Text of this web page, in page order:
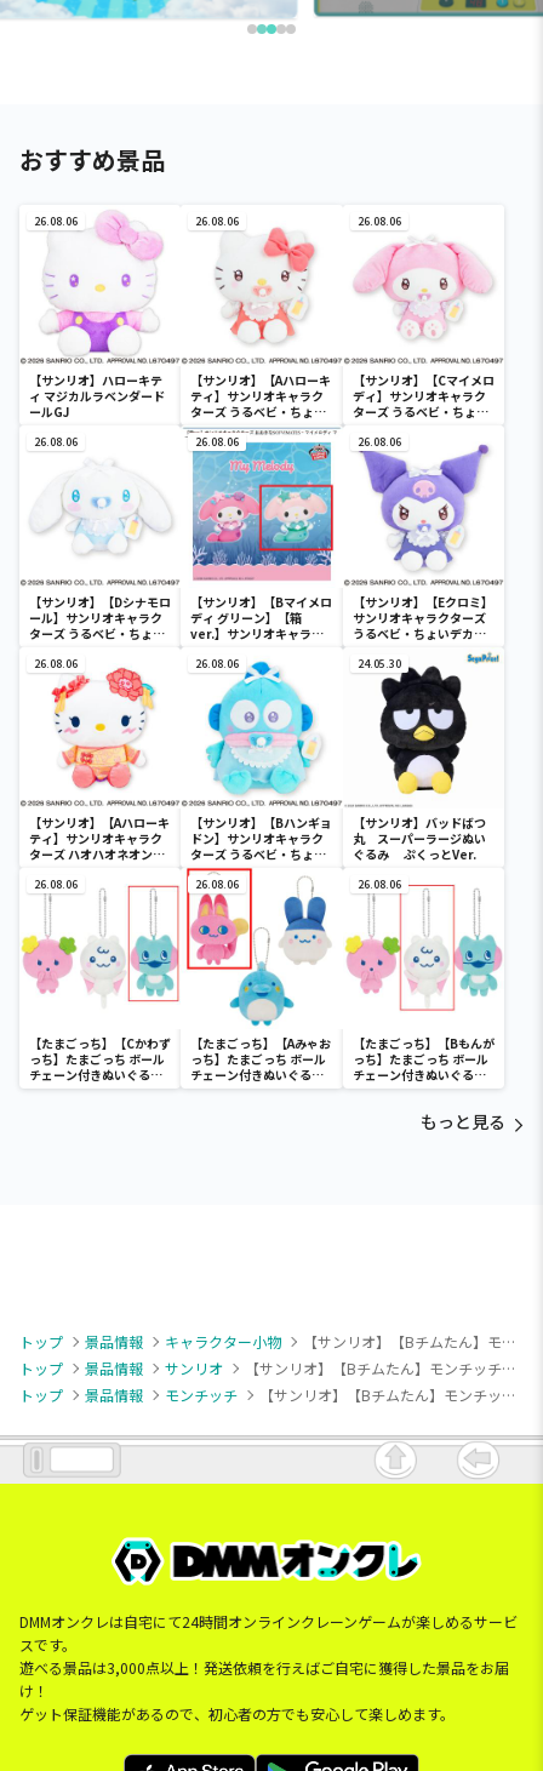
おすすめ景品
26.08.06
【サンリオ】ハローキテ
ィ マジカルラベンダード
ールGJ
26.08.06
【サンリオ】【Aハローキ
ティ】サンリオキャラク
ターズ うるベビ・ちょい
デカドール
26.08.06
【サンリオ】【Cマイメロ
ディ】サンリオキャラク
ターズ うるベビ・ちょい
26.08.06
【サンリオ】【Dシナモロ
ール】サンリオキャラク
ターズ うるベビ・ちょい
26.08.06
【サンリオ】【Bマイメロ
ディ グリーン】【箱
ver.】サンリオキャラク
SOFVIMATES～マイメロ
ディ マーメイドver. ～
26.08.06
【サンリオ】【Eクロミ】
サンリオキャラクターズ
うるベビ・ちょいデカド
26.08.06
【サンリオ】【Aハローキ
ティ】サンリオキャラク
ターズ ハオハオネオンタ
26.08.06
【サンリオ】【Bハンギョ
ドン】サンリオキャラク
ターズ うるベビ・ちょい
デカドール
24.05.30
【サンリオ】バッドばつ
丸 スーパーラージぬい
ぐるみ ぷくっとVer.
26.08.06
【たまごっち】【Cかわず
っち】たまごっち ボール
チェーン付きぬいぐるみ
～Tamagotchi
26.08.06
【たまごっち】【Aみゃお
っち】たまごっち ボール
チェーン付きぬいぐるみ
～Tamagotchi
26.08.06
【たまごっち】【Bもんが
っち】たまごっち ボール
チェーン付きぬいぐるみ
～Tamagotchi
もっと見る
トップ 景品情報 キャラクター小物
【サンリオ】【Bチムたん】モンチッチ×マイメロディ・クロミ おすわりぎゅっとマスコット
トップ
景品情報 サンリオ
【サンリオ】【Bチムたん】モンチッチ×マイメロディ・クロミ おすわりぎゅっとマスコット
トップ
景品情報 モンチッチ 【サンリオ】【Bチムたん】モンチッチ×マイメロディ・クロミ おすわりぎゅっとマスコット
DMMオンクレは自宅にて24時間オンラインクレーンゲームが楽しめるサービ
スです。
遊べる景品は3,000点以上！発送依頼を行えばご自宅に獲得した景品をお届
け！
ゲット保証機能があるので、初心者の方でも安心して楽しめます。